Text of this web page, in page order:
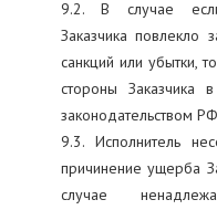
9.2. В случае
Заказчика
санкций или убытки,
стороны Заказчика
законодательством
9.3. Исполнитель
причинение ущерба
случае